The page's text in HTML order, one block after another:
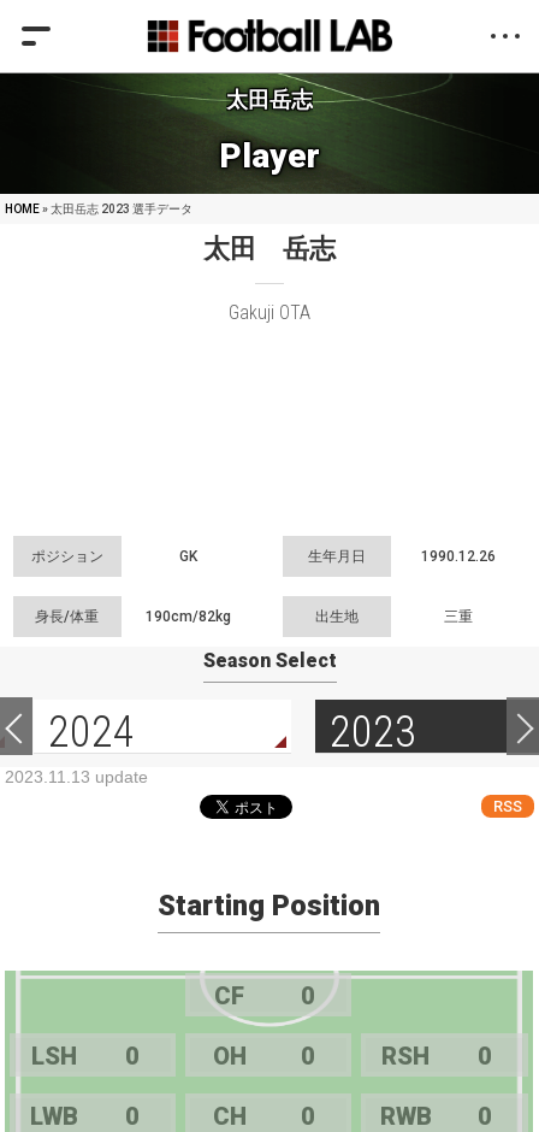
太田岳志
Player
HOME» 太田岳志 2023 選手データ
太田 岳志
Gakuji OTA
ポジション GK 生年月日 1990.12.26
身長/体重 190cm/82kg 出生地 三重
Season Select
2024 2023
2023.11.13 update
RSS
Starting Position
CF 0
LSH 0 OH 0 RSH 0
LWB 0 CH 0 RWB 0